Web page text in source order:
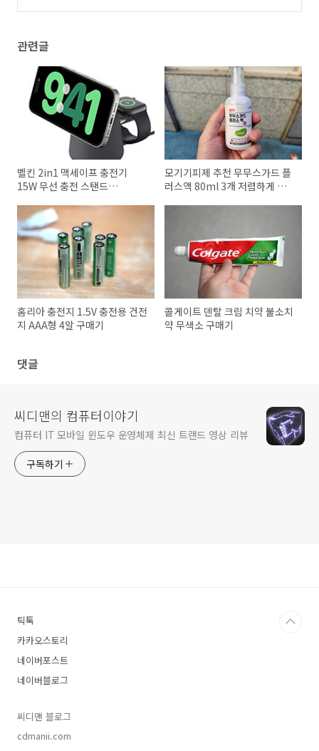
관련글
벨킨 2in1 맥세이프 충전기
15W 무선 충전 스탠드
모기기피제 추천 무무스가드 플
러스액 80ml 3개 저렴하게 구
홈리아 충전지 1.5V 충전용 건전
지 AAA형 4알 구매기
콜게이트 덴탈 크림 치약 불소치
약 무색소 구매기
댓글
씨디맨의 컴퓨터이야기
컴퓨터 IT 모바일 윈도우 운영체제 최신 트랜드 영상 리뷰
구독하기
틱톡
카카오스토리
네이버포스트
네이버블로그
씨디맨 블로그
cdmanii.com